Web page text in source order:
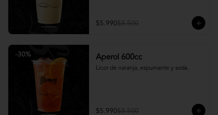
$5.990$8.500
-30% Aperol 600cc
Licor de naranja, espumante y soda.
$5.990$8.500